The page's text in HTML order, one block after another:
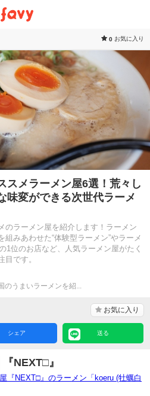
0 お気に入り
スメラーメン屋6選！荒々し
味変ができる次世代ラーメ
のラーメン屋を紹介します！ラーメン
みあわせた“体験型ラーメン”やラーメ
1位のお店など、人気ラーメン屋がたく
目です。
うまいラーメンを紹...
お気に入り
シェア 送る
NEXT□』